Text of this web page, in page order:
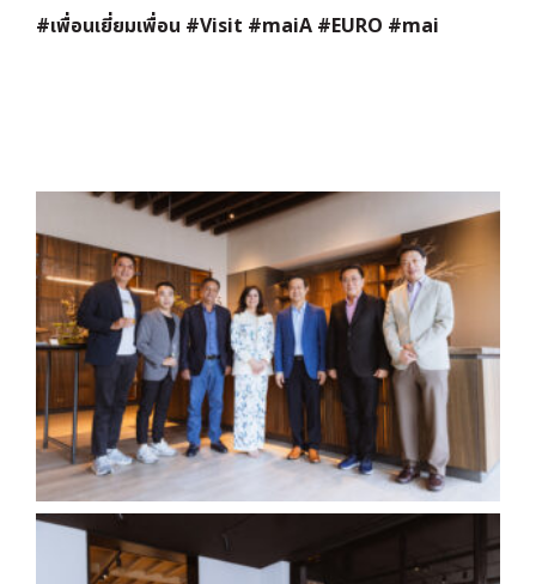
#เพื่อนเยี่ยมเพื่อน #Visit #maiA #EURO #mai